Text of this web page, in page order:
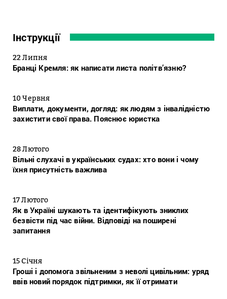
Інструкції
22 Липня
Бранці Кремля: як написати листа політв’язню?
10 Червня
Виплати, документи, догляд: як людям з інвалідністю
захистити свої права. Пояснює юристка
28 Лютого
Вільні слухачі в українських судах: хто вони і чому
їхня присутність важлива
17 Лютого
Як в Україні шукають та ідентифікують зниклих
безвісти під час війни. Відповіді на поширені
запитання
15 Січня
Гроші і допомога звільненим з неволі цивільним: уряд
ввів новий порядок підтримки, як її отримати